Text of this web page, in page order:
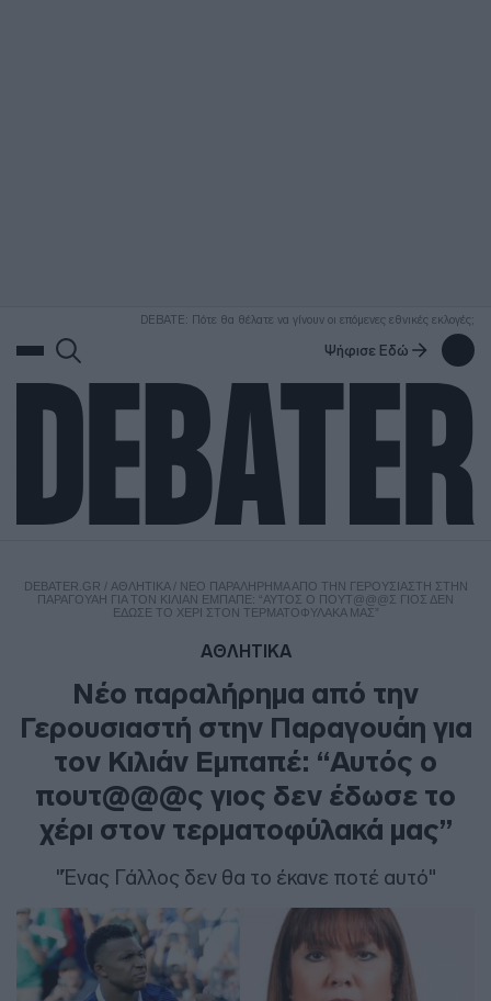
DEBATE: Πότε θα θέλατε να γίνουν οι επόμενες εθνικές εκλογές;
Ψήφισε Εδώ
DEBATER.GR / ΑΘΛΗΤΙΚΑ/ ΝΈΟ ΠΑΡΑΛΉΡΗΜΑ ΑΠΌ ΤΗΝ ΓΕΡΟΥΣΙΑΣΤΉ ΣΤΗΝ
ΠΑΡΑΓΟΥΆΗ ΓΙΑ ΤΟΝ ΚΙΛΙΆΝ ΕΜΠΑΠΈ: “ΑΥΤΌΣ Ο ΠΟΥΤ@@@Σ ΓΙΟΣ ΔΕΝ
ΈΔΩΣΕ ΤΟ ΧΈΡΙ ΣΤΟΝ ΤΕΡΜΑΤΟΦΎΛΑΚΆ ΜΑΣ”
ΑΘΛΗΤΙΚΑ
Νέο παραλήρημα από την
Γερουσιαστή στην Παραγουάη για
τον Κιλιάν Εμπαπέ: “Αυτός ο
πουτ@@@ς γιος δεν έδωσε το
χέρι στον τερματοφύλακά μας”
"Ένας Γάλλος δεν θα το έκανε ποτέ αυτό"